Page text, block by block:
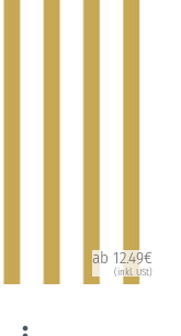
ab 12.49€
(inkl. USt)